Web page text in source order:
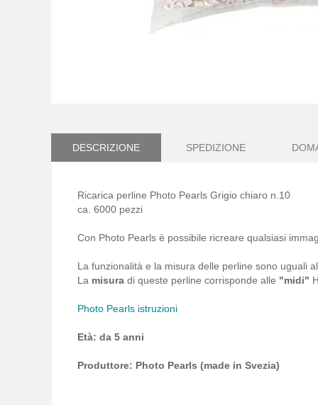
galleria
DESCRIZIONE
Ricarica perline Photo Pearls Grigio chiaro n.10
ca. 6000 pezzi
Con Photo Pearls è possibile ricreare qualsiasi
La funzionalità e la misura delle perline sono uguali
La misura di queste perline corrisponde alle "midi"
Photo Pearls istruzioni
Età: da 5 anni
Produttore: Photo Pearls (made in Svezia)
SPEDIZIONE